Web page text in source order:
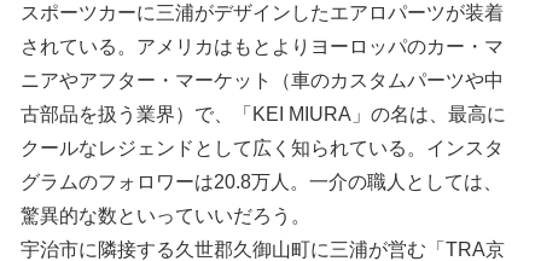
スポーツカーに三浦がデザインしたエアロパーツが装着
されている。アメリカはもとよりヨーロッパのカー・マ
ニアやアフター・マーケット（車のカスタムパーツや中
古部品を扱う業界）で、「KEI MIURA」の名は、最高に
クールなレジェンドとして広く知られている。インスタ
グラムのフォロワーは20.8万人。一介の職人としては、
驚異的な数といっていいだろう。
宇治市に隣接する久世郡久御山町に三浦が営む「TRA京